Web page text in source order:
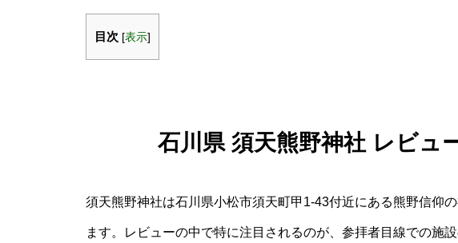
目次 [表示]
石川県 須天熊野神社 レビュ
須天熊野神社は石川県小松市須天町甲1-43付近にある熊野信仰
ます。レビューの中で特に注目されるのが、参拝者目線での施